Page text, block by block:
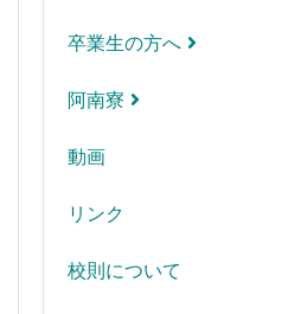
卒業生の方へ
阿南寮
動画
リンク
校則について